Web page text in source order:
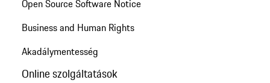
Open Source Software Notice
Business and Human Rights
Akadálymentesség
Online szolgáltatások